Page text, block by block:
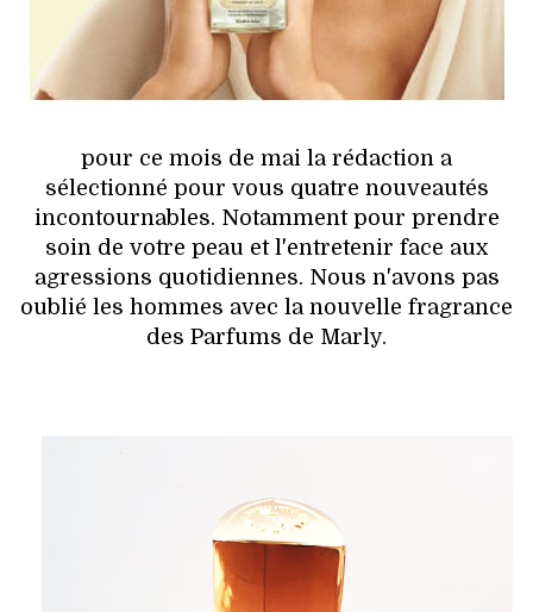
HISTOIRE DES MARQUES
DÉCO
VOYAGES & LOISIRS
pour ce mois de mai la rédaction a
sélectionné pour vous quatre nouveautés
incontournables. Notamment pour prendre
soin de votre peau et l'entretenir face aux
agressions quotidiennes. Nous n'avons pas
oublié les hommes avec la nouvelle fragrance
des Parfums de Marly.